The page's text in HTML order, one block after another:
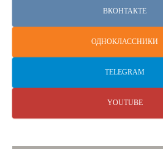
ВКОНТАКТЕ
ОДНОКЛАССНИКИ
TELEGRAM
YOUTUBE